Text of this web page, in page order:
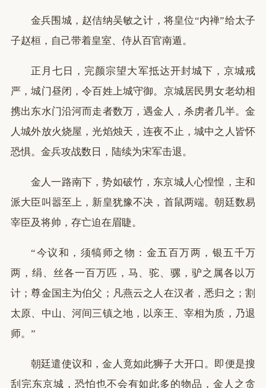
金兵围城，赵佶纳吴敏之计，将皇位“内禅”给太子
子赵桓，自己带着皇室、侍从百官南遁。
正月七日，完颜宗望大军抵达开封城下，京城戒
严，城门昼闭，令百姓上城守御。京城居民男女老幼相
携出东水门沿河而走者数万，遇金人，杀虏者几半。金
人城外放火烧屋，光焰烛天，连夜不止，城中之人皆怀
恐惧。金兵攻战数日，陆续为宋军击退。
金人一路南下，势如破竹，东京城人心惶惶，主和
派大臣叫嚣至上，新皇犹豫不决，首鼠两端。朝廷数易
宰臣及将帅，存亡迫在眉睫。
“今议和，须犒师之物：金五百万两，银五千万
两，绢、丝各一百万匹，马、驼、骡，驴之属各以万
计；尊金国主为伯父；凡燕云之人在汉者，悉归之；割
太原、中山、河间三镇之地，以亲王、宰相为质，乃退
师。”
朝廷遣使议和，金人竟如此狮子大开口。即便是搜
刮完东京城，恐怕也不会有如此多的物品，金人之贪